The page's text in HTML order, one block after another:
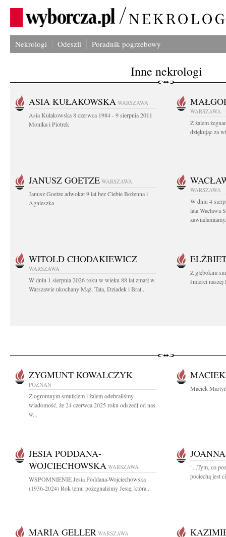
Nekrologi Odeszli Poradnik pogrzebowy
Inne nekrologi
ASIA KUŁAKOWSKA WARSZAWA
Asia Kułakowska 8 czerwca 1984 - 9 sierpnia 2011
Monika i Piotrek
WARSZAWA
Z żalem
dziękując za
JANUSZ GOETZE WARSZAWA
Janusz Goetze adwokat 9 lat bez Ciebie Bożenna i
Agnieszka
WARSZAWA
W dniu 4
lata Wacława
WITOLD CHODAKIEWICZ
WARSZAWA
W dniu 1 sierpnia 2026 roku w wieku 88 lat zmarł w
Warszawie ukochany Mąż, Tata, Dziadek i Brat...
Z głębokim
śmierci
ZYGMUNT KOWALCZYK
POZNAŃ
Z ogromnym smutkiem i żalem odebraliśmy
wiadomość, że 24 czerwca 2025 roku odszedł od nas
w...
Maciek
JESIA PODDANA-
WOJCIECHOWSKA WARSZAWA
WSPOMNIENIE Jesia Poddana-Wojciechowska
(1936-2024) Rok temu pożegnaliśmy Jesię, która...
"...Tym, co
pociechą jest
MARIA GELLER WARSZAWA